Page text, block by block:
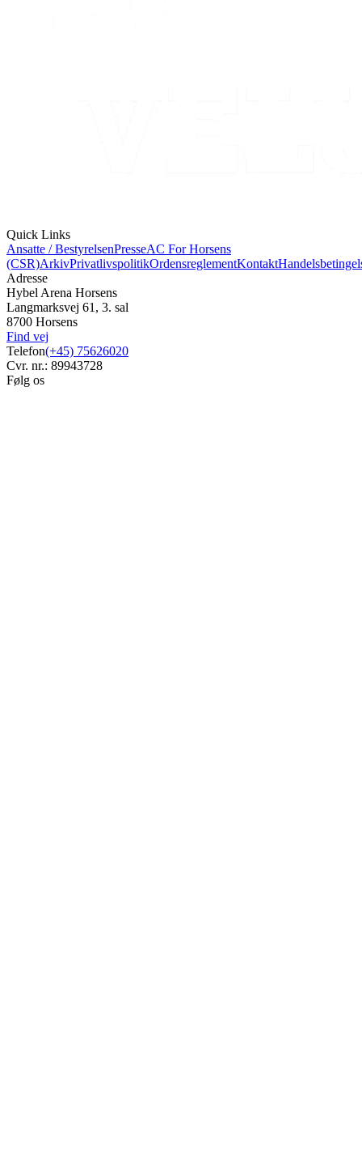
Quick Links
Ansatte / BestyrelsenPresseAC For Horsens
(CSR)ArkivPrivatlivspolitikOrdensreglementKontakt
Adresse
Hybel Arena Horsens
Langmarksvej 61, 3. sal
8700 Horsens
Find vej
Telefon(+45) 75626020
Cvr. nr.: 89943728
Følg os